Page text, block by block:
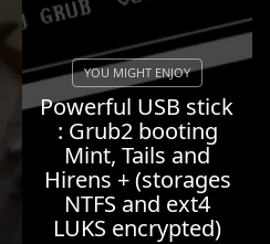
Powerful USB stick
: Grub2 booting
Mint, Tails and
Hirens + (storages
NTFS and ext4
LUKS encrypted)